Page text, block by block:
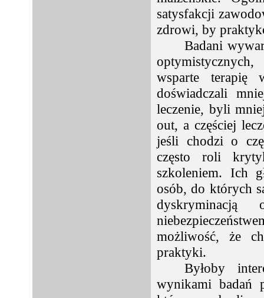
satysfakcji
zdrowi, by
Badani
wsparte terapię
doświadczali
leczenie, byli
out, a częściej
jeśli chodzi o
często roli
szkoleniem. Ich
osób, do których
możliwość, że
praktyki.
Byłoby
wynikami badań